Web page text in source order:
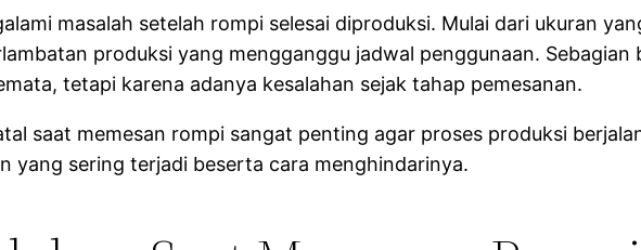
masalah setelah rompi selesai diproduksi. Mulai dari ukuran
produksi yang mengganggu jadwal penggunaan.
tetapi karena adanya kesalahan sejak tahap pemesanan.
saat memesan rompi sangat penting agar proses produksi
yang sering terjadi beserta cara menghindarinya.